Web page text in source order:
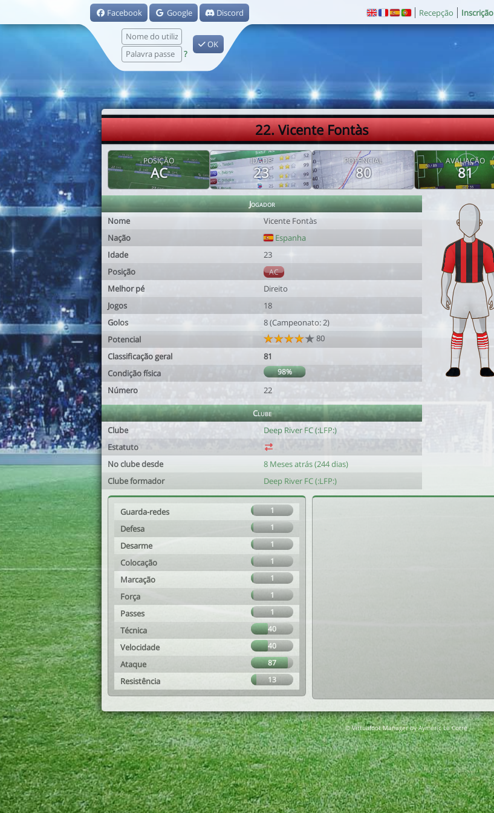
Facebook Google Discord
?
OK
Recepção Inscrição
22. Vicente Fontàs
POSIÇÃO
AC
IDADE
23
POTENCIAL
80
AVALIAÇÃO
81
Jogador
Nome
Vicente Fontàs
Nação
Espanha
Idade
23
Posição
AC
Melhor pé
Direito
Jogos
18
Golos
8 (Campeonato: 2)
Potencial
80
Classificação geral
81
Condição física
98%
Número 22
Clube
Clube
Deep River FC (:LFP:)
Estatuto
No clube desde
8 Meses atrás (244 dias)
Clube formador
Deep River FC (:LFP:)
Guarda-redes 1
Defesa 1
Desarme 1
Colocação 1
Marcação 1
Força 1
Passes 1
Técnica 40
Velocidade 40
Ataque 87
Resistência 13
© Virtuafoot Manager by Aymeric Le Corre